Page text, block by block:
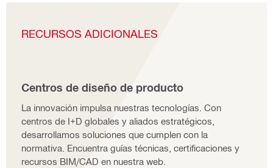
RECURSOS ADICIONALES
Centros de diseño de producto
La innovación impulsa nuestras tecnologías. Con
centros de I+D globales y aliados estratégicos,
desarrollamos soluciones que cumplen con la
normativa. Encuentra guías técnicas, certificaciones y
recursos BIM/CAD en nuestra web.